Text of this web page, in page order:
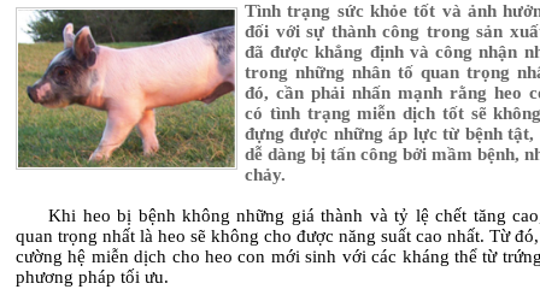
Tình trạng sức khỏe tốt và ảnh
đối với sự thành công trong sản
đã được khẳng định và công nhận
trong những nhân tố quan trọng
đó, cần phải nhấn mạnh rằng heo
có tình trạng miễn dịch tốt sẽ
đựng được những áp lực từ bệnh tật,
dễ dàng bị tấn công bởi mầm bệnh,
chảy.
Khi heo bị bệnh không những giá thành và tỷ lệ chết tăng
quan trọng nhất là heo sẽ không cho được năng suất cao nhất. Từ
cường hệ miễn dịch cho heo con mới sinh với các kháng thể từ
phương pháp tối ưu.